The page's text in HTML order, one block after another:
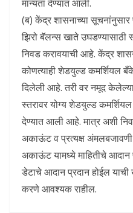
मान्यता देण्यात आली.
(ब) केंद्र शासनाच्या
‍झिरो बॅलन्स खाते उघडण्यासाठी
निवड करावयाची आहे. केंद्र
कोणत्याही शेडयुल्ड कमर्शियल
दिलेली आहे. तरी वर नमूद केलेल्या
स्तरावर योग्य शेडयुल्ड
देण्यात आली आहे. मात्र अशी
अकाऊंट व प्रत्यक्ष
अकाऊंट यामध्ये माहितीचे
डेटाचे आदान प्रदान होईल याची
करणे आवश्यक राहील.